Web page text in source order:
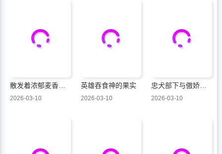
散发着浓郁麦香的你我
2026-03-10
英雄吞食神的果实
2026-03-10
忠犬部下与傲娇少尉
2026-03-10